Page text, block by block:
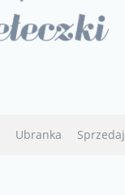
Ubranka Sprzedaj